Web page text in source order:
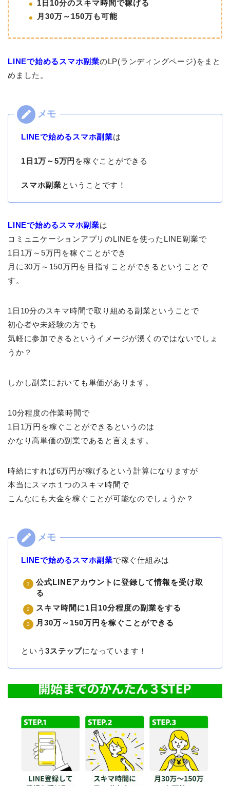
1日10分のスキマ時間で稼げる
月30万～150万も可能
LINEで始めるスマホ副業のLP(ランディングページ)をまと
めました。
LINEで始めるスマホ副業は
1日1万～5万円 を稼ぐことができる
スマホ副業ということです！
LINEで始めるスマホ副業は
コミュニケーションアプリのLINEを使ったLINE副業で
1日1万～5万円を稼ぐことができ
月に30万～150万円を目指すことができるということで
す。
1日10分のスキマ時間で取り組める副業ということで
初心者や未経験の方でも
気軽に参加できるというイメージが湧くのではないでしょ
うか？
しかし副業においても単価があります。
10分程度の作業時間で
1日1万円を稼ぐことができるというのは
かなり高単価の副業であると言えます。
時給にすれば6万円が稼げるという計算になりますが
本当にスマホ１つのスキマ時間で
こんなにも大金を稼ぐことが可能なのでしょうか？
LINEで始めるスマホ副業で稼ぐ仕組みは
公式LINEアカウントに登録して情報を受け取
る
スキマ時間に1日10分程度の副業をする
月30万～150万円を稼ぐことができる
という3ステップになっています！